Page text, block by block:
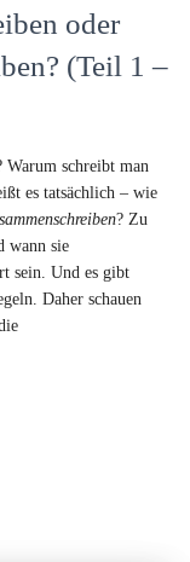
oder
(Teil 1 –
Warum schreibt man
es tatsächlich – wie
? Zu
wann sie
sein. Und es gibt
Daher schauen